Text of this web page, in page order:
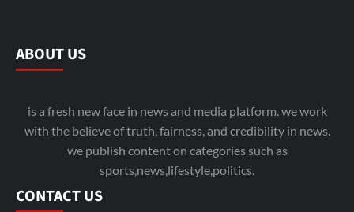
ABOUT US
is a fresh new face in news and media platform. we work
with the believe of truth, fairness, and credibility in news.
we publish content on categories such as
sports,news,lifestyle,politics.
CONTACT US